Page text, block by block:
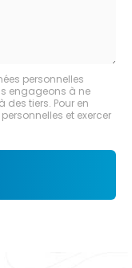
personnelles
engageons à ne
tiers. Pour en
et exercer